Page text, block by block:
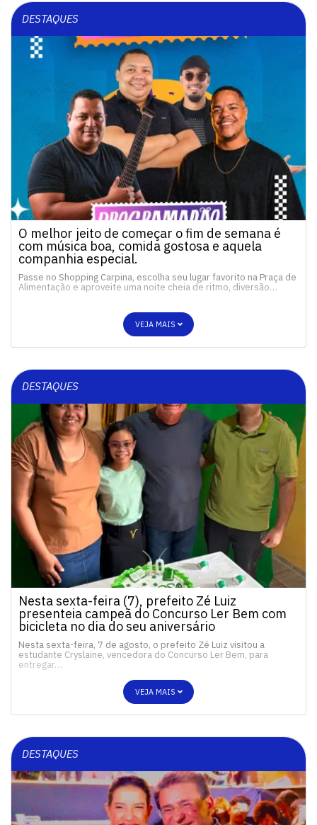
DESTAQUES
O melhor jeito de começar o fim de semana é
com música boa, comida gostosa e aquela
companhia especial.
Passe no Shopping Carpina, escolha seu lugar favorito na Praça de
Alimentação e aproveite uma noite cheia de ritmo, diversão…
VEJA MAIS
DESTAQUES
Nesta sexta-feira (7), prefeito Zé Luiz
presenteia campeã do Concurso Ler Bem com
bicicleta no dia do seu aniversário
Nesta sexta-feira, 7 de agosto, o prefeito Zé Luiz visitou a
estudante Cryslaine, vencedora do Concurso Ler Bem, para
entregar…
VEJA MAIS
DESTAQUES